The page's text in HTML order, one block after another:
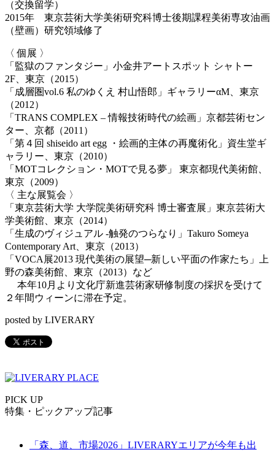
（交換留学）
2015年 東京芸術大学美術研究科博士後期課程美術専攻油画
（壁画）研究領域修了
〈 個展 〉
「監獄のファンタジー」小金井アートスポット シャトー
2F、東京（2015）
「成層圏vol.6 私のゆくえ 村山悟郎」ギャラリーαM、東京
（2012）
「TRANS COMPLEX – 情報技術時代の絵画」京都芸術セン
ター、京都（2011）
「第４回 shiseido art egg ・絵画的主体の再魔術化」資生堂ギ
ャラリー、東京（2010）
「MOTコレクション・MOTで見る夢」 東京都現代美術館、
東京（2009）
〈 主な展覧会 〉
「東京芸術大学 大学院美術研究科 博士審査展」東京芸術大
学美術館、東京（2014）
「生成のヴィジュアル -触発のつらなり」Takuro Someya
Contemporary Art、東京（2013）
「VOCA展2013 現代美術の展望─新しい平面の作家たち」上
野の森美術館、東京（2013）など
本年10月より文化庁新進芸術家研修制度の採択を受けて
２年間ウィーンに滞在予定。
posted by LIVERARY
PICK UP
特集・ピックアップ記事
「森、道、市場2026」LIVERARYエリアが今年も出